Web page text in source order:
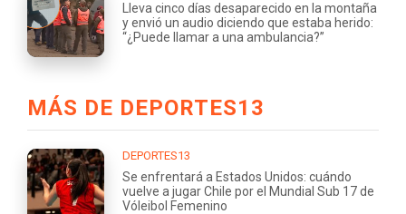
Lleva cinco días desaparecido en la montaña
y envió un audio diciendo que estaba herido:
“¿Puede llamar a una ambulancia?”
MÁS DE DEPORTES13
DEPORTES13
Se enfrentará a Estados Unidos: cuándo
vuelve a jugar Chile por el Mundial Sub 17 de
Vóleibol Femenino